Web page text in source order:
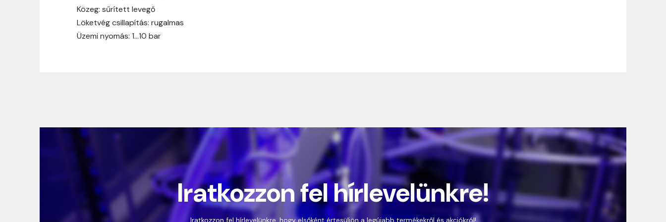
Közeg: sűrített levegő
Löketvég csillapítás: rugalmas
Üzemi nyomás: 1…10 bar
Iratkozzon fel hírlevelünkre!
Iratkozzon fel hírlevelünkre, hogy elsőként értesüljön a legújabb termékekről és akciókról!